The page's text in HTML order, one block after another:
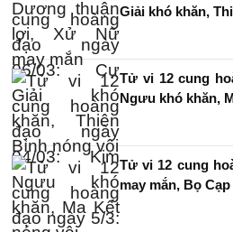
Giải khó khăn,
Tử vi 12 cung
Ngưu khó khăn,
Tử vi 12 cung
may mắn, Bọ